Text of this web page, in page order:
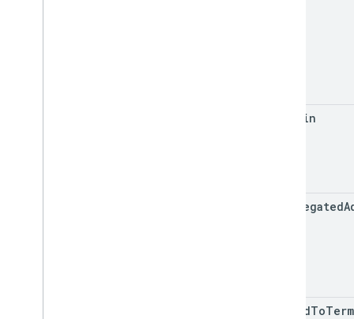
Admin
Delegated
agreedTo